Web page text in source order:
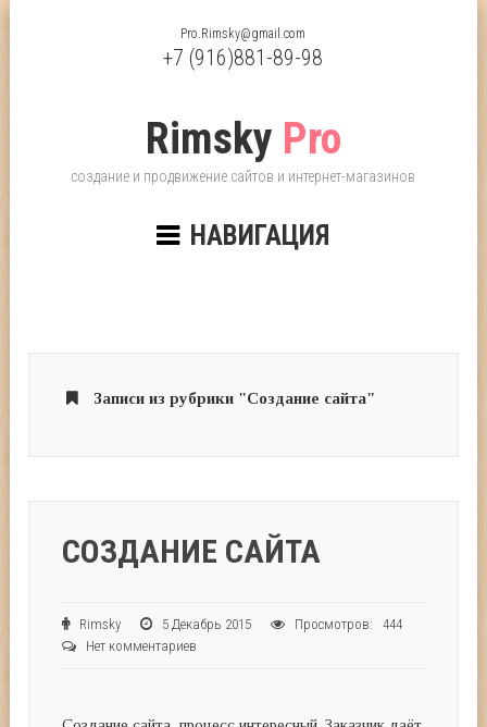
Rimsky Pro
создание и продвижение сайтов и интернет-магазинов
Pro.Rimsky@gmail.com
+7 (916)881-89-98
НАВИГАЦИЯ
Записи из рубрики "Создание сайта"
СОЗДАНИЕ САЙТА
Rimsky 5 Декабрь 2015
Просмотров: 444
Нет комментариев